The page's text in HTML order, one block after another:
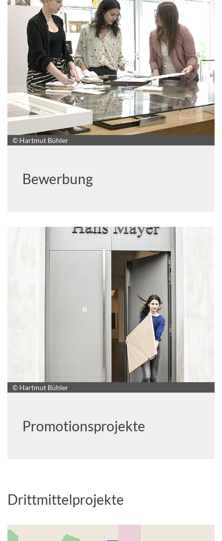
© Hartmut Bühler
Bewerbung
© Hartmut Bühler
Promotionsprojekte
Drittmittelprojekte